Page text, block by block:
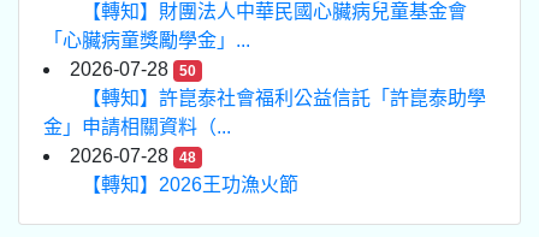
【轉知】財團法人中華民國心臟病兒童基金會
「心臟病童獎勵學金」...
2026-07-28
50
【轉知】許崑泰社會福利公益信託「許崑泰助學
金」申請相關資料（...
2026-07-28
48
【轉知】2026王功漁火節